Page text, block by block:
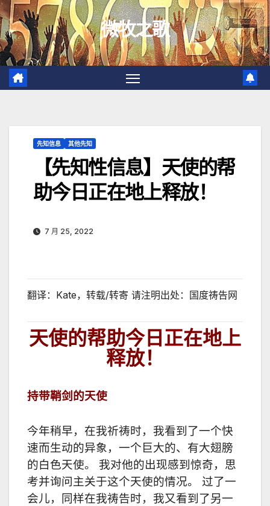
跳
至
内
容
微牧之歌
先知信息 其他先知
【先知性信息】天使的帮
助今日正在地上释放！
7 月 25, 2022
翻译：Kate，转载/转寄 请注明出处：国度祷告网
天使的帮助今日正在地上
释放！
持带鞘剑的天使
今年稍早，在我祈祷时，我看到了一个快
速而生动的异象，一个巨大的、有大翅膀
的白色天使。 我对他的出现感到惊奇，思
考并询问主关于这个天使的情况。 过了一
会儿，同样在我祷告时，我又看到了另一